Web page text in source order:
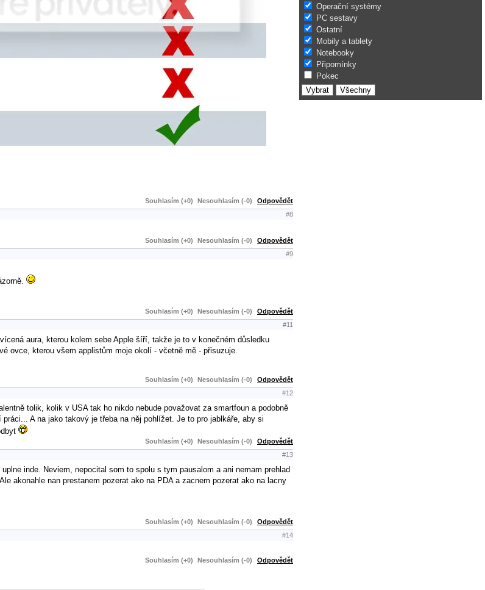
Souhlasím (+0) Nesouhlasím (-0) Odpovědět
#8
Souhlasím (+0) Nesouhlasím (-0) Odpovědět
#9
Souhlasím (+0) Nesouhlasím (-0) Odpovědět
#11
aura, kterou kolem sebe Apple šíří, takže je to v konečném důsledku
ovce, kterou všem applistům moje okolí - včetně mě - přisuzuje.
Souhlasím (+0) Nesouhlasím (-0) Odpovědět
#12
tolik, kolik v USA tak ho nikdo nebude považovat za smartfoun a podobně
A na jako takový je třeba na něj pohlížet. Je to pro jablkáře, aby si
Souhlasím (+0) Nesouhlasím (-0) Odpovědět
#13
inde. Neviem, nepocital som to spolu s tym pausalom a ani nemam prehlad
akonahle nan prestanem pozerat ako na PDA a zacnem pozerat ako na lacny
Souhlasím (+0) Nesouhlasím (-0) Odpovědět
#14
Souhlasím (+0) Nesouhlasím (-0) Odpovědět
Operační systémy
PC sestavy
Ostatní
Mobily a tablety
Notebooky
Připomínky
Pokec